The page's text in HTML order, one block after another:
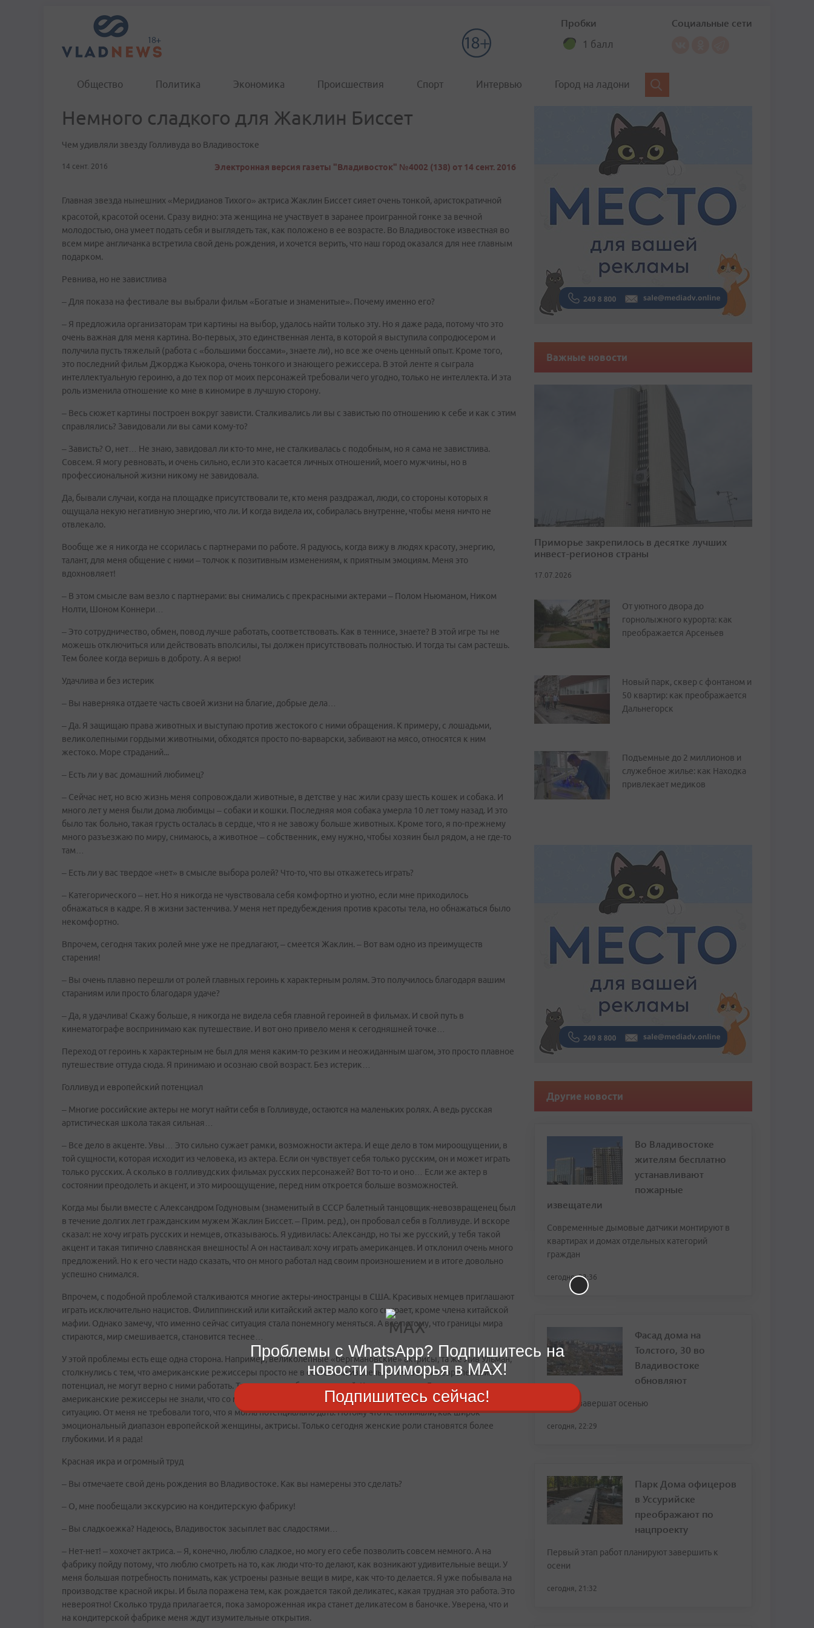
Пробки
1 балл
Социальные сети
Общество Политика Экономика Происшествия Спорт Интервью Город на ладони
Немного сладкого для Жаклин Биссет
Чем удивляли звезду Голливуда во Владивостоке
14 сент. 2016 Электронная версия газеты "Владивосток" №4002 (138) от 14 сент. 2016
Главная звезда нынешних «Меридианов Тихого» актриса Жаклин Биссет сияет очень тонкой, аристократичной
красотой, красотой осени. Сразу видно: эта женщина не участвует в заранее проигранной гонке за вечной
молодостью, она умеет подать себя и выглядеть так, как положено в ее возрасте. Во Владивостоке известная во
всем мире англичанка встретила свой день рождения, и хочется верить, что наш город оказался для нее главным
подарком.
Ревнива, но не завистлива
– Для показа на фестивале вы выбрали фильм «Богатые и знаменитые». Почему именно его?
– Я предложила организаторам три картины на выбор, удалось найти только эту. Но я даже рада, потому что это
очень важная для меня картина. Во-первых, это единственная лента, в которой я выступила сопродюсером и
получила пусть тяжелый (работа с «большими боссами», знаете ли), но все же очень ценный опыт. Кроме того,
это последний фильм Джорджа Кьюкора, очень тонкого и знающего режиссера. В этой ленте я сыграла
интеллектуальную героиню, а до тех пор от моих персонажей требовали чего угодно, только не интеллекта. И эта
роль изменила отношение ко мне в киномире в лучшую сторону.
– Весь сюжет картины построен вокруг зависти. Сталкивались ли вы с завистью по отношению к себе и как с этим
справлялись? Завидовали ли вы сами кому-то?
– Зависть? О, нет… Не знаю, завидовал ли кто-то мне, не сталкивалась с подобным, но я сама не завистлива.
Совсем. Я могу ревновать, и очень сильно, если это касается личных отношений, моего мужчины, но в
профессиональной жизни никому не завидовала.
Да, бывали случаи, когда на площадке присутствовали те, кто меня раздражал, люди, со стороны которых я
ощущала некую негативную энергию, что ли. И когда видела их, собиралась внутренне, чтобы меня ничто не
отвлекало.
Вообще же я никогда не ссорилась с партнерами по работе. Я радуюсь, когда вижу в людях красоту, энергию,
талант, для меня общение с ними – толчок к позитивным изменениям, к приятным эмоциям. Меня это
вдохновляет!
– В этом смысле вам везло с партнерами: вы снимались с прекрасными актерами – Полом Ньюманом, Ником
Нолти, Шоном Коннери…
– Это сотрудничество, обмен, повод лучше работать, соответствовать. Как в теннисе, знаете? В этой игре ты не
можешь отключиться или действовать вполсилы, ты должен присутствовать полностью. И тогда ты сам растешь.
Тем более когда веришь в доброту. А я верю!
Удачлива и без истерик
– Вы наверняка отдаете часть своей жизни на благие, добрые дела…
– Да. Я защищаю права животных и выступаю против жестокого с ними обращения. К примеру, с лошадьми,
великолепными гордыми животными, обходятся просто по-варварски, забивают на мясо, относятся к ним
жестоко. Море страданий...
– Есть ли у вас домашний любимец?
– Сейчас нет, но всю жизнь меня сопровождали животные, в детстве у нас жили сразу шесть кошек и собака. И
много лет у меня были дома любимцы – собаки и кошки. Последняя моя собака умерла 10 лет тому назад. И это
было так больно, такая грусть осталась в сердце, что я не завожу больше животных. Кроме того, я по-прежнему
много разъезжаю по миру, снимаюсь, а животное – собственник, ему нужно, чтобы хозяин был рядом, а не где-то
там…
– Есть ли у вас твердое «нет» в смысле выбора ролей? Что-то, что вы откажетесь играть?
– Категорического – нет. Но я никогда не чувствовала себя комфортно и уютно, если мне приходилось
обнажаться в кадре. Я в жизни застенчива. У меня нет предубеждения против красоты тела, но обнажаться было
некомфортно.
Впрочем, сегодня таких ролей мне уже не предлагают, – смеется Жаклин. – Вот вам одно из преимуществ
старения!
– Вы очень плавно перешли от ролей главных героинь к характерным ролям. Это получилось благодаря вашим
стараниям или просто благодаря удаче?
– Да, я удачлива! Скажу больше, я никогда не видела себя главной героиней в фильмах. И свой путь в
кинематографе воспринимаю как путешествие. И вот оно привело меня к сегодняшней точке…
Переход от героинь к характерным не был для меня каким-то резким и неожиданным шагом, это просто плавное
путешествие оттуда сюда. Я принимаю и осознаю свой возраст. Без истерик…
Голливуд и европейский потенциал
– Многие российские актеры не могут найти себя в Голливуде, остаются на маленьких ролях. А ведь русская
артистическая школа такая сильная…
– Все дело в акценте. Увы… Это сильно сужает рамки, возможности актера. И еще дело в том мироощущении, в
той сущности, которая исходит из человека, из актера. Если он чувствует себя только русским, он и может играть
только русских. А сколько в голливудских фильмах русских персонажей? Вот то-то и оно… Если же актер в
состоянии преодолеть и акцент, и это мироощущение, перед ним откроется больше возможностей.
Когда мы были вместе с Александром Годуновым (знаменитый в СССР балетный танцовщик-невозвращенец был
в течение долгих лет гражданским мужем Жаклин Биссет. – Прим. ред.), он пробовал себя в Голливуде. И вскоре
сказал: не хочу играть русских и немцев, отказываюсь. Я удивилась: Александр, но ты же русский, у тебя такой
акцент и такая типично славянская внешность! А он настаивал: хочу играть американцев. И отклонил очень много
предложений. Но к его чести надо сказать, что он много работал над своим произношением и в итоге довольно
успешно снимался.
Впрочем, с подобной проблемой сталкиваются многие актеры-иностранцы в США. Красивых немцев приглашают
играть исключительно нацистов. Филиппинский или китайский актер мало кого сыграет, кроме члена китайской
мафии. Однако замечу, что именно сейчас ситуация стала понемногу меняться. А все потому, что границы мира
стираются, мир смешивается, становится теснее…
У этой проблемы есть еще одна сторона. Например, великолепные «бергмановские» актрисы, та же Лив Ульман,
столкнулись с тем, что американские режиссеры просто не в состоянии извлечь из них весь их европейский
потенциал, не могут верно с ними работать. Так же, кстати, было и со мной. Когда я попала в Голливуд,
американские режиссеры не знали, что со мной делать, и потребовалось много времени, чтобы изменить
ситуацию. От меня не требовали того, что я могла потенциально дать. Потому что не понимали, как широк
эмоциональный диапазон европейской женщины, актрисы. Только сегодня женские роли становятся более
глубокими. И я рада!
Красная икра и огромный труд
– Вы отмечаете свой день рождения во Владивостоке. Как вы намерены это сделать?
– О, мне пообещали экскурсию на кондитерскую фабрику!
– Вы сладкоежка? Надеюсь, Владивосток засыплет вас сладостями…
– Нет-нет! – хохочет актриса. – Я, конечно, люблю сладкое, но могу его себе позволить совсем немного. А на
фабрику пойду потому, что люблю смотреть на то, как люди что-то делают, как возникают удивительные вещи. У
меня большая потребность понимать, как устроены разные вещи в мире, как что-то делается. Я уже побывала на
производстве красной икры. И была поражена тем, как рождается такой деликатес, какая трудная это работа. Это
невероятно! Сколько труда прилагается, пока замороженная икра станет деликатесом в баночке. Уверена, что и
на кондитерской фабрике меня ждут изумительные открытия.
Важные новости
Приморье закрепилось в десятке лучших
инвест-регионов страны
17.07.2026
От уютного двора до
горнолыжного курорта: как
преображается Арсеньев
Новый парк, сквер с фонтаном и
50 квартир: как преображается
Дальнегорск
Подъемные до 2 миллионов и
служебное жилье: как Находка
привлекает медиков
Другие новости
Во Владивостоке
жителям бесплатно
устанавливают
пожарные
извещатели
Современные дымовые датчики монтируют в
квартирах и домах отдельных категорий
граждан
сегодня, 23:36
Фасад дома на
Толстого, 30 во
Владивостоке
обновляют
Работы завершат осенью
сегодня, 22:29
Парк Дома офицеров
в Уссурийске
преображают по
нацпроекту
Первый этап работ планируют завершить к
осени
сегодня, 21:32
Проблемы с WhatsApp? Подпишитесь на
новости Приморья в MAX!
Подпишитесь сейчас!